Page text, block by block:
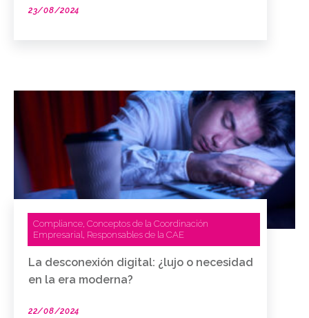
23/08/2024
Compliance, Conceptos de la Coordinación
Empresarial, Responsables de la CAE
La desconexión digital: ¿lujo o necesidad
en la era moderna?
22/08/2024